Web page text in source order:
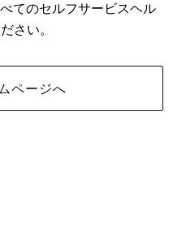
てのセルフサービスヘル
さい。
ページへ